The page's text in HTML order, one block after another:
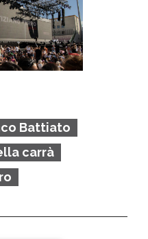
Battiato
carrà